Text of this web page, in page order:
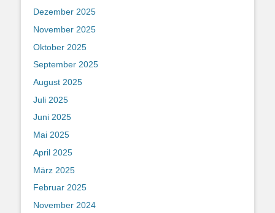
Dezember 2025
November 2025
Oktober 2025
September 2025
August 2025
Juli 2025
Juni 2025
Mai 2025
April 2025
März 2025
Februar 2025
November 2024